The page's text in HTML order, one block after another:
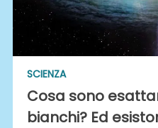
SCIENZA
Cosa sono
bianchi? Ed